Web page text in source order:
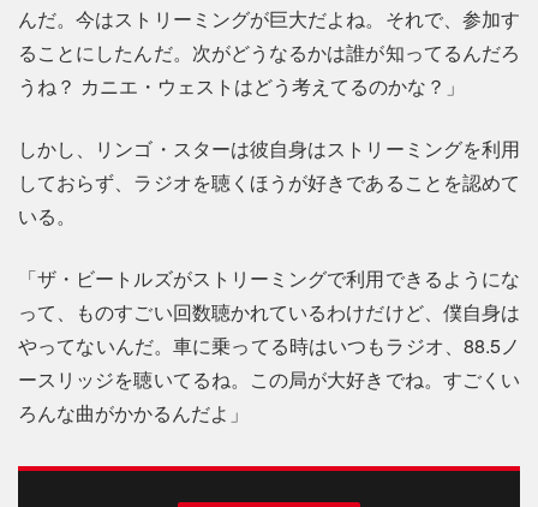
んだ。今はストリーミングが巨大だよね。それで、参加す
ることにしたんだ。次がどうなるかは誰が知ってるんだろ
うね？ カニエ・ウェストはどう考えてるのかな？」
しかし、リンゴ・スターは彼自身はストリーミングを利用
しておらず、ラジオを聴くほうが好きであることを認めて
いる。
「ザ・ビートルズがストリーミングで利用できるようにな
って、ものすごい回数聴かれているわけだけど、僕自身は
やってないんだ。車に乗ってる時はいつもラジオ、88.5ノ
ースリッジを聴いてるね。この局が大好きでね。すごくい
ろんな曲がかかるんだよ」